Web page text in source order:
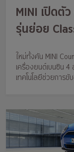
MINI เปิดตั
รุ่นย่อย
เครื่องยนต์
ใหม่ทั้งคัน MINI
เครื่องยนต์เบนซิน
เทคโนโลยีช่วยการ